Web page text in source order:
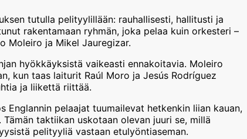
tutulla pelityylillään: rauhallisesti, hallitusti ja
rakentamaan ryhmän, joka pelaa kuin orkesteri –
Moleiro ja Mikel Jauregizar.
hyökkäyksistä vaikeasti ennakoitavia. Moleiro
kun taas laiturit Raúl Moro ja Jesús Rodríguez
ja liikettä riittää.
Englannin pelaajat tuumailevat hetkenkin liian kauan,
taktiikan uskotaan olevan juuri se, millä
pelityyliä vastaan etulyöntiaseman.